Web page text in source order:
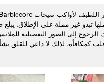
إلى الصور التفصيلية
كمكافأة، لذلك لا داعي للقلق